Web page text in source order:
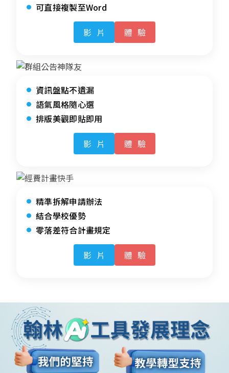
可直接複製至Word
影片 體驗
資訊盤點不遺漏
語氣風格隨心選
排版美觀即貼即用
影片 體驗
精準拆解申請辦法
結合學校優勢
零落差符合計畫規定
影片 體驗